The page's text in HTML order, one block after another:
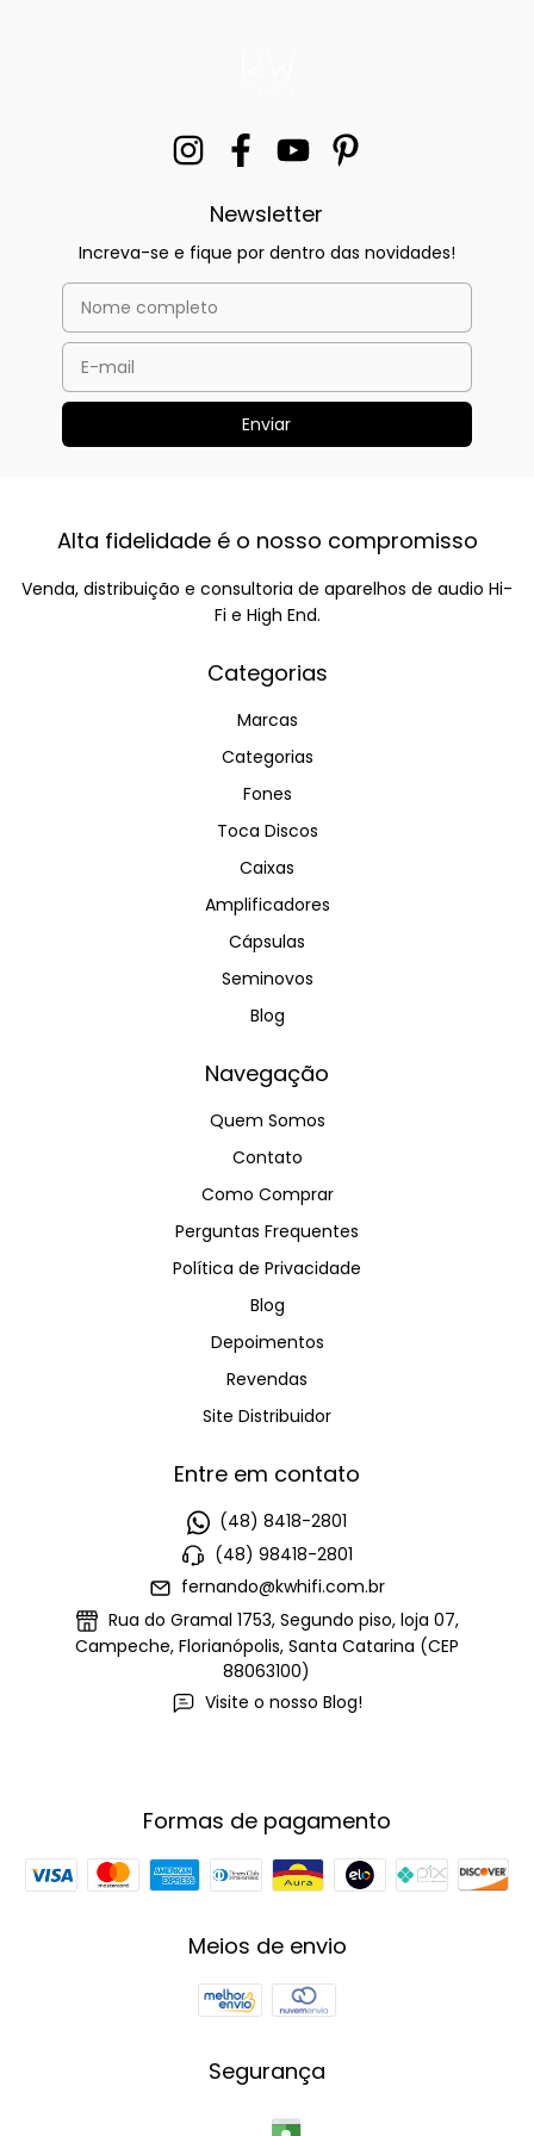
Newsletter
Increva-se e fique por dentro das novidades!
Alta fidelidade é o nosso compromisso
Venda, distribuição e consultoria de aparelhos de audio Hi-
Fi e High End.
Categorias
Marcas
Categorias
Fones
Toca Discos
Caixas
Amplificadores
Cápsulas
Seminovos
Blog
Navegação
Quem Somos
Contato
Como Comprar
Perguntas Frequentes
Política de Privacidade
Blog
Depoimentos
Revendas
Site Distribuidor
Entre em contato
(48) 8418-2801
(48) 98418-2801
fernando@kwhifi.com.br
Rua do Gramal 1753, Segundo piso, loja 07,
Campeche, Florianópolis, Santa Catarina (CEP
88063100)
Visite o nosso Blog!
Formas de pagamento
Meios de envio
Segurança